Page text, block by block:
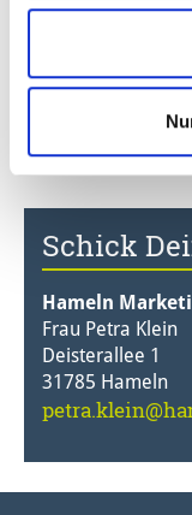
Wenn Du Lust
von Hameln
aller Welt zu
Schick
Hameln
Frau Petra Klein
Deisterallee 1
31785 Hameln